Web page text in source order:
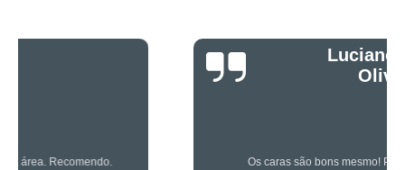
Luciano Rueda
Oliveira
Os caras são bons mesmo! Profissionais de primeira!